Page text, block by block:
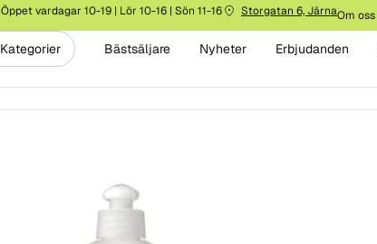
Öppet vardagar 10-19 | Lör 10-16 | Sön 11-16 Storgatan 6, JärnaOm oss
Kategorier Bästsäljare Nyheter Erbjudanden